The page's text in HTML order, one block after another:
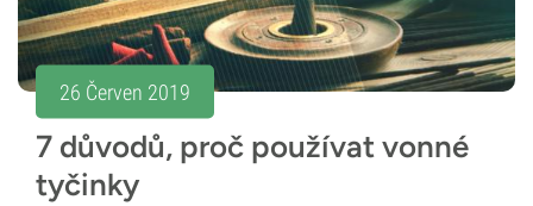
26 Červen 2019
7 důvodů, proč používat vonné
tyčinky